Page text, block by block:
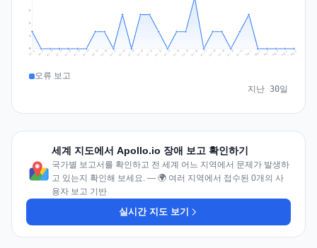
1
2
2
Jul 8 Jul 9 Jul 10 Jul 11 Jul 12 Jul 13 Jul 14 Jul 15 Jul 16 Jul 17 Jul 18 Jul 19 Jul 20 Jul 21 Jul 22 Jul 23 Jul 24 Jul 25 Jul 26 Jul 27 Jul 28 Jul 29 Jul 30 Jul 31 Aug 1 Aug 2 Aug 3 Aug 4 Aug 5 Aug 6
오류 보고
지난 30일
세계 지도에서 Apollo.io 장애 보고 확인하기
국가별 보고서를 확인하고 전 세계 어느 지역에서 문제가 발생하
고 있는지 확인해 보세요. — 🌍 여러 지역에서 접수된 0개의 사
용자 보고 기반
실시간 지도 보기